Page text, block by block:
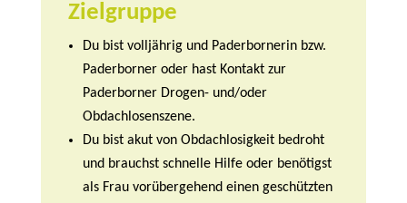
Zielgruppe
Du bist volljährig und Paderbornerin bzw.
Paderborner oder hast Kontakt zur
Paderborner Drogen- und/oder
Obdachlosenszene.
Du bist akut von Obdachlosigkeit bedroht
und brauchst schnelle Hilfe oder benötigst
als Frau vorübergehend einen geschützten